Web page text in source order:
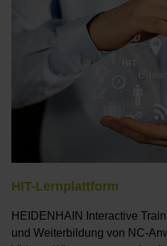
HIT-Lernplattform
HEIDENHAIN Interactive
und Weiterbildung von NC-